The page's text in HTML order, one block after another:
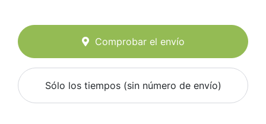
Comprobar el envío
Sólo los tiempos (sin número de envío)